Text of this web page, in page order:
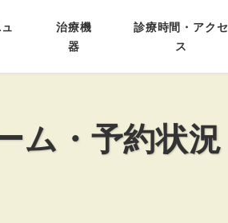
治療機
器
診療時間・アクセ
ス
ム・予約状況